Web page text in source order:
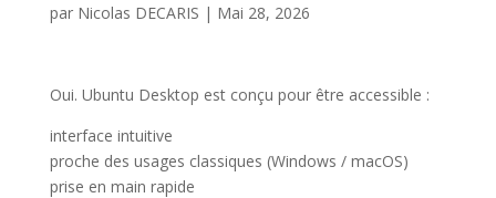
par Nicolas DECARIS | Mai 28, 2026
Oui. Ubuntu Desktop est conçu pour être accessible :
interface intuitive
proche des usages classiques (Windows / macOS)
prise en main rapide